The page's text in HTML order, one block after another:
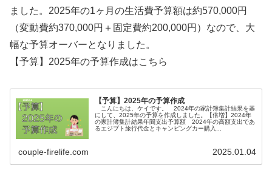
ました。2025年の1ヶ月の生活費予算額は約570,000円
（変動費約370,000円＋固定費約200,000円）なので、大
幅な予算オーバーとなりました。
【予算】2025年の予算作成はこちら
【予算】2025年の予算作成
こんにちは、ケイです。 2024年の家計簿集計結果を基
にして、2025年の予算を作成しました。【倍増】2024年
の家計簿集計結果年間支出予算額 2024年の高額支出であ
るエジプト旅行代金とキャンピングカー購入...
couple-firelife.com 2025.01.04